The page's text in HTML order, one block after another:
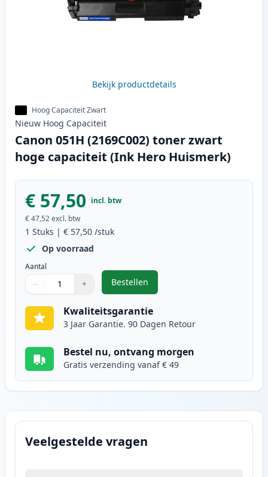
Bekijk productdetails
Hoog Capaciteit Zwart
Nieuw Hoog Capaciteit
Canon 051H (2169C002) toner zwart
hoge capaciteit (Ink Hero Huismerk)
€ 57,50 incl. btw
€ 47,52excl. btw
1 Stuks | € 57,50 /stuk
Op voorraad
Aantal
Gebruik de knoppen om aan te passen
− +
1
Bestellen
,Canon 051H (2169C002) toner
Kwaliteitsgarantie
3 Jaar Garantie. 90 Dagen Retour
Bestel nu, ontvang morgen
Gratis verzending vanaf € 49
Veelgestelde vragen